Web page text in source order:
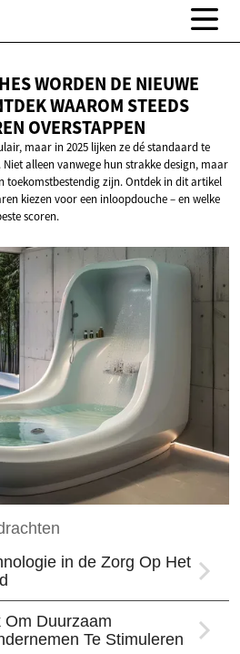
WORDEN DE NIEUWE
WAAROM STEEDS
OVERSTAPPEN
maar in 2025 lijken ze dé standaard te
alleen vanwege hun strakke design, maar
toekomstbestendig zijn. Ontdek in dit artikel
kiezen voor een inloopdouche – en welke
scoren.